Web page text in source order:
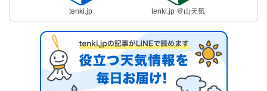
tenki.jp tenki.jp 登山天気